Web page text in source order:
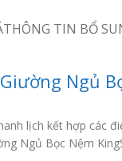
THÔNG TIN BỔ
Ngủ
lịch kết hợp
Ngủ Bọc Nệm